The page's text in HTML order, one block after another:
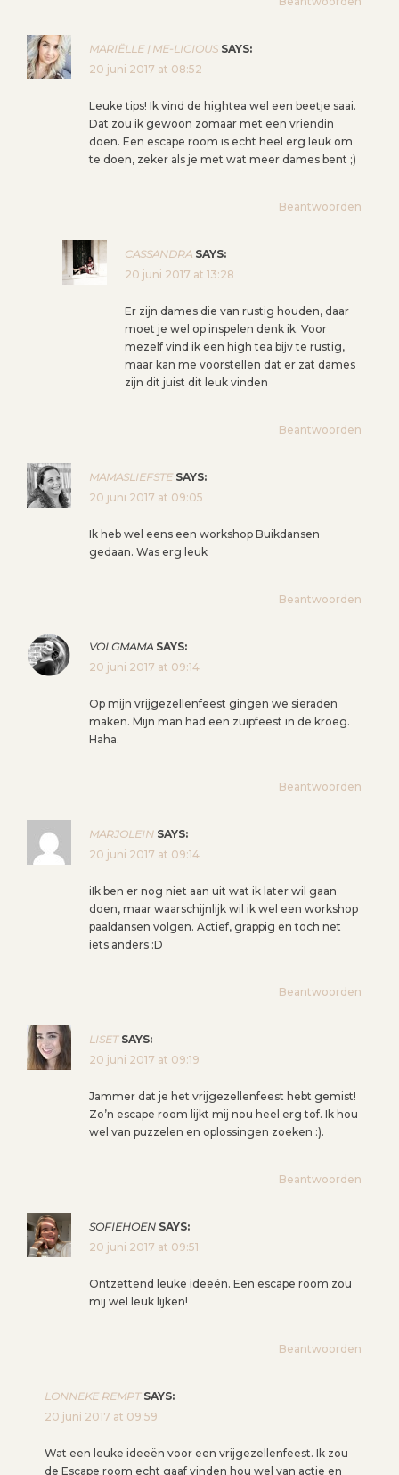
MARIËLLE | ME-LICIOUS SAYS:
20 juni 2017 at 08:52
Leuke tips! Ik vind de hightea wel een beetje saai.
Dat zou ik gewoon zomaar met een vriendin
doen. Een escape room is echt heel erg leuk om
te doen, zeker als je met wat meer dames bent ;)
Beantwoorden
CASSANDRA SAYS:
20 juni 2017 at 13:28
Er zijn dames die van rustig houden, daar
moet je wel op inspelen denk ik. Voor
mezelf vind ik een high tea bijv te rustig,
maar kan me voorstellen dat er zat dames
zijn dit juist dit leuk vinden
Beantwoorden
MAMASLIEFSTE SAYS:
20 juni 2017 at 09:05
Ik heb wel eens een workshop Buikdansen
gedaan. Was erg leuk
Beantwoorden
VOLGMAMA SAYS:
20 juni 2017 at 09:14
Op mijn vrijgezellenfeest gingen we sieraden
maken. Mijn man had een zuipfeest in de kroeg.
Haha.
Beantwoorden
MARJOLEIN SAYS:
20 juni 2017 at 09:14
iIk ben er nog niet aan uit wat ik later wil gaan
doen, maar waarschijnlijk wil ik wel een workshop
paaldansen volgen. Actief, grappig en toch net
iets anders :D
Beantwoorden
LISET SAYS:
20 juni 2017 at 09:19
Jammer dat je het vrijgezellenfeest hebt gemist!
Zo’n escape room lijkt mij nou heel erg tof. Ik hou
wel van puzzelen en oplossingen zoeken :).
Beantwoorden
SOFIEHOEN SAYS:
20 juni 2017 at 09:51
Ontzettend leuke ideeën. Een escape room zou
mij wel leuk lijken!
Beantwoorden
LONNEKE REMPT SAYS:
20 juni 2017 at 09:59
Wat een leuke ideeën voor een vrijgezellenfeest. Ik zou
de Escape room echt gaaf vinden hou wel van actie en